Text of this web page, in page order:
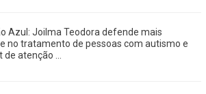
Azul: Joilma Teodora defende mais
no tratamento de pessoas com autismo e
atenção ...